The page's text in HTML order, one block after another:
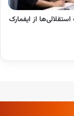
از ایفمارک